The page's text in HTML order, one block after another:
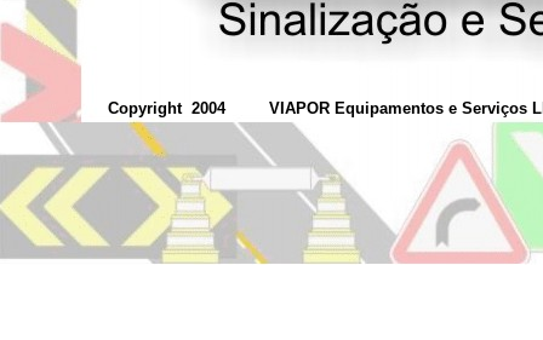
Copyright 2004 VIAPOR Equipamentos e